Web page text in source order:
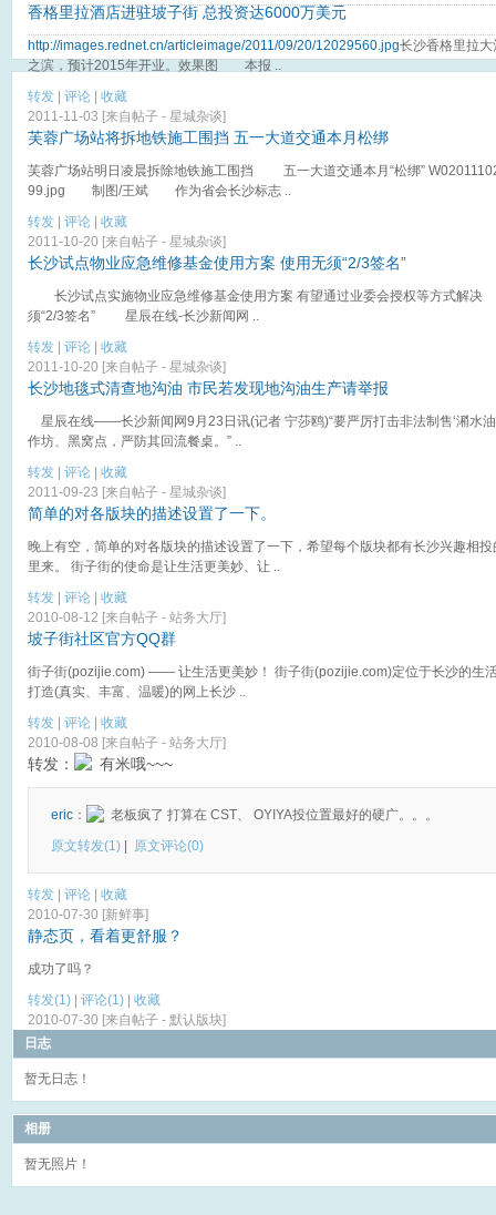
香格里拉酒店进驻坡子街 总投资达6000万美元
http://images.rednet.cn/articleimage/2011/09/20/12029560.jpg长沙香格里拉
之滨，预计2015年开业。效果图 本报 ..
转发 | 评论 | 收藏
2011-11-03 [来自帖子 - 星城杂谈]
芙蓉广场站将拆地铁施工围挡 五一大道交通本月松绑
芙蓉广场站明日凌晨拆除地铁施工围挡 五一大道交通本月“松绑”
99.jpg 制图/王斌 作为省会长沙标志 ..
转发 | 评论 | 收藏
2011-10-20 [来自帖子 - 星城杂谈]
长沙试点物业应急维修基金使用方案 使用无须“2/3签名”
长沙试点实施物业应急维修基金使用方案 有望通过业委会授权等方式解
须“2/3签名” 星辰在线-长沙新闻网 ..
转发 | 评论 | 收藏
2011-10-20 [来自帖子 - 星城杂谈]
长沙地毯式清查地沟油 市民若发现地沟油生产请举报
星辰在线——长沙新闻网9月23日讯(记者 宁莎鸥)“要严厉打击非法制售‘潲水油’
作坊、黑窝点，严防其回流餐桌。” ..
转发 | 评论 | 收藏
2011-09-23 [来自帖子 - 星城杂谈]
简单的对各版块的描述设置了一下。
晚上有空，简单的对各版块的描述设置了一下，希望每个版块都有长沙兴趣相
里来。 街子街的使命是让生活更美妙、让 ..
转发 | 评论 | 收藏
2010-08-12 [来自帖子 - 站务大厅]
坡子街社区官方QQ群
街子街(pozijie.com) —— 让生活更美妙！ 街子街(pozijie.com)定位于长沙的生
打造(真实、丰富、温暖)的网上长沙 ..
转发 | 评论 | 收藏
2010-08-08 [来自帖子 - 站务大厅]
转发： 有米哦~~~
eric ：
老板疯了 打算在 CST、 OYIYA投位置最好的硬广。。。
原文转发(1) | 原文评论(0)
转发 | 评论 | 收藏
2010-07-30 [新鲜事]
静态页，看着更舒服？
成功了吗？
转发(1) | 评论(1) | 收藏
2010-07-30 [来自帖子 - 默认版块]
日志
暂无日志！
相册
暂无照片！